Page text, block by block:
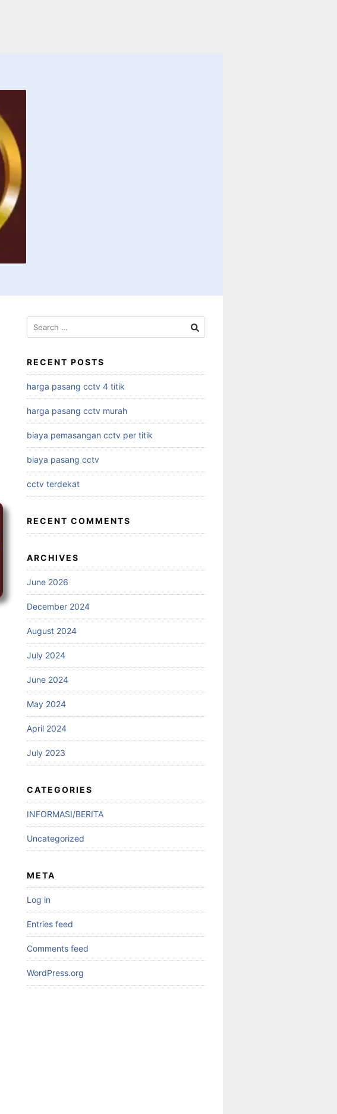
RECENT POSTS
harga pasang cctv 4 titik
harga pasang cctv murah
biaya pemasangan cctv per titik
biaya pasang cctv
cctv terdekat
RECENT COMMENTS
ARCHIVES
June 2026
December 2024
August 2024
July 2024
June 2024
May 2024
April 2024
July 2023
CATEGORIES
INFORMASI/BERITA
Uncategorized
META
Log in
Entries feed
Comments feed
WordPress.org